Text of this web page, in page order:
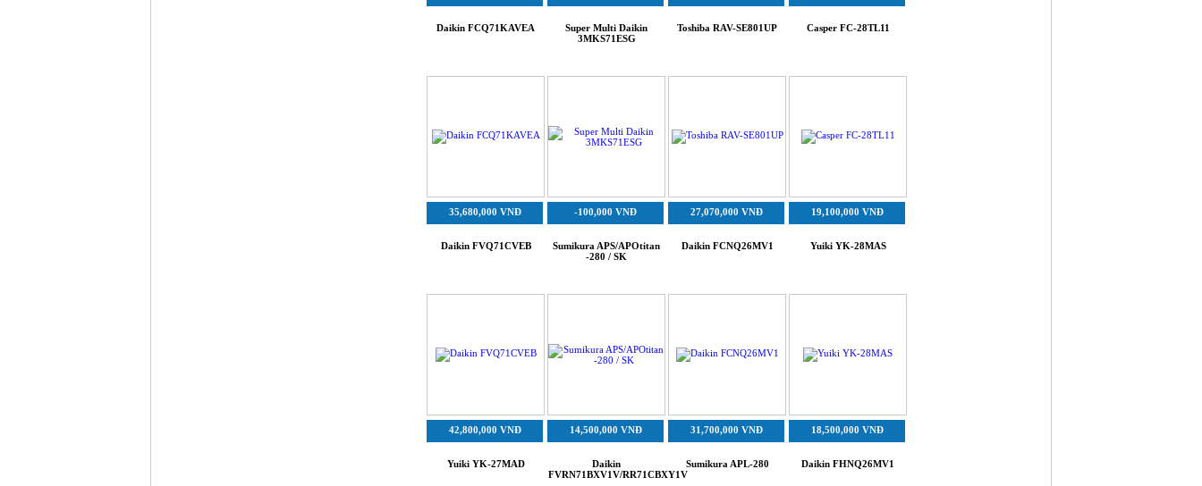
Daikin FCQ71KAVEA
35,680,000 VNĐ
Super Multi Daikin
3MKS71ESG
-100,000 VNĐ
Toshiba RAV-SE801UP
27,070,000 VNĐ
Casper FC-28TL11
19,100,000 VNĐ
Daikin FVQ71CVEB
42,800,000 VNĐ
Sumikura APS/APOtitan
-280 / SK
14,500,000 VNĐ
Daikin FCNQ26MV1
31,700,000 VNĐ
Yuiki YK-28MAS
18,500,000 VNĐ
Yuiki YK-27MAD
Daikin
FVRN71BXV1V/RR71CBXY1V
Sumikura APL-280 Daikin FHNQ26MV1